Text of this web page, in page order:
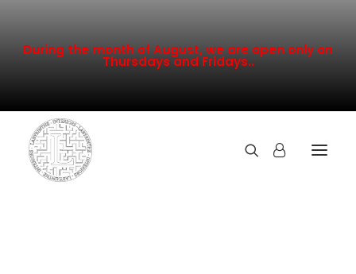
During the month of August, we are open only on
Thursdays and Fridays..